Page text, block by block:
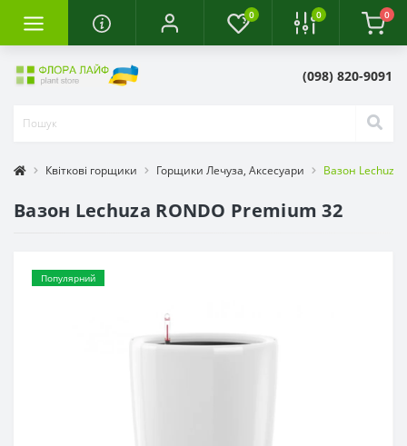
0 0 0
(098) 820-9091
Квіткові горщики Горщики Лечуза, Аксесуари Вазон Lechuza
Вазон Lechuza RONDO Premium 32
Популярний